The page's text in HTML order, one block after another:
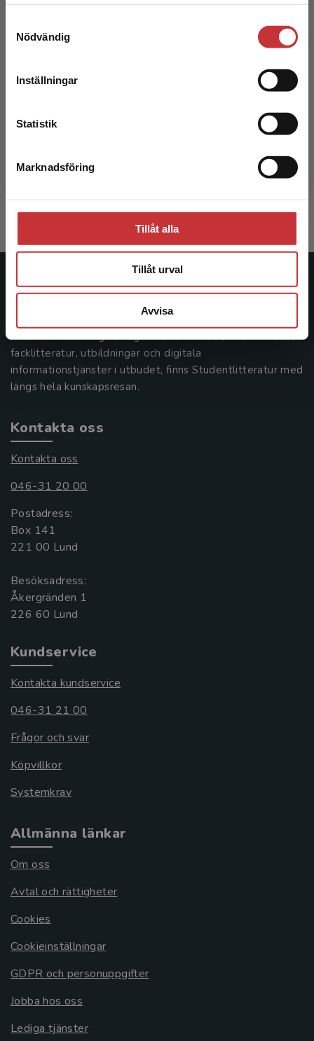
Nödvändig
Inställningar
Statistik
Marknadsföring
Tillåt alla
Tillåt urval
Avvisa
studentlitteratur.se via en enhet utanför Sverige.
Vi erbjuder inte leveranser utanför Sverige. För
att kunna slutföra ett köp måste
Bäckström, Torbjörn m.fl. (red.)
Studentlitteratur
ledande utbildningsförlag. Med läromedel, kurslitteratur,
facklitteratur, utbildningar och digitala
informationstjänster i utbudet, finns Studentlitteratur med
längs hela kunskapsresan.
Kontakta oss
Kontakta oss
046-31 20 00
Postadress:
Box 141
221 00 Lund
Besöksadress:
Åkergränden 1
Kundservice
Kontakta kundservice
046-31 21 00
Frågor och svar
Köpvillkor
Systemkrav
Allmänna länkar
Om oss
Avtal och rättigheter
Cookies
Cookieinställningar
GDPR och personuppgifter
Jobba hos oss
Lediga tjänster